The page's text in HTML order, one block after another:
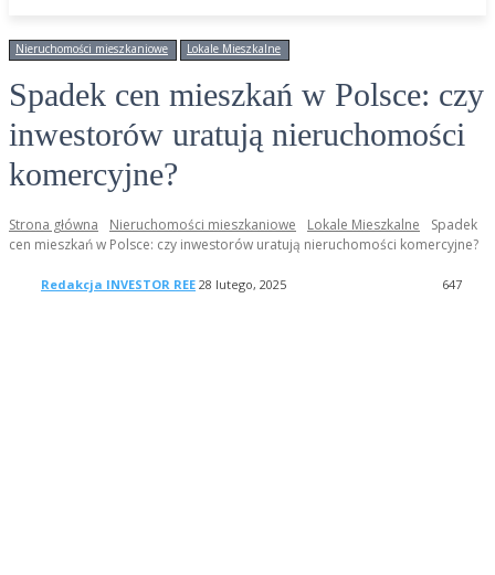
Nieruchomości mieszkaniowe Lokale Mieszkalne
Spadek cen mieszkań w Polsce: czy
inwestorów uratują nieruchomości
komercyjne?
Strona główna Nieruchomości mieszkaniowe Lokale Mieszkalne
Spadek
cen mieszkań w Polsce: czy inwestorów uratują nieruchomości komercyjne?
Redakcja INVESTOR REE 28 lutego, 2025 647